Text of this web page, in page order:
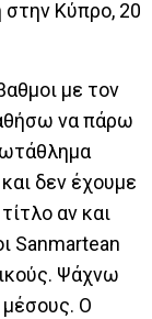
στην Κύπρο, 20
με τον
να πάρω
δεν έχουμε
αν και
Sanmartean
Ψάχνω
μέσους. Ο